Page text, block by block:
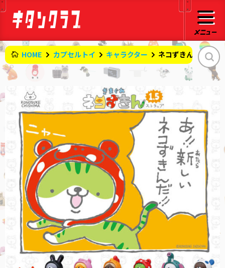
HOME カプセルトイ キャラクター ネコずきんストラッ